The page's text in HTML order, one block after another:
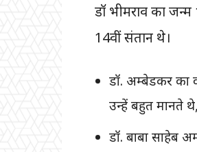
डॉ भीमराव का
14वीं संतान थे।
डॉ. अम्बेडकर का
उन्हें बहुत मानते
डॉ. बाबा साहेब